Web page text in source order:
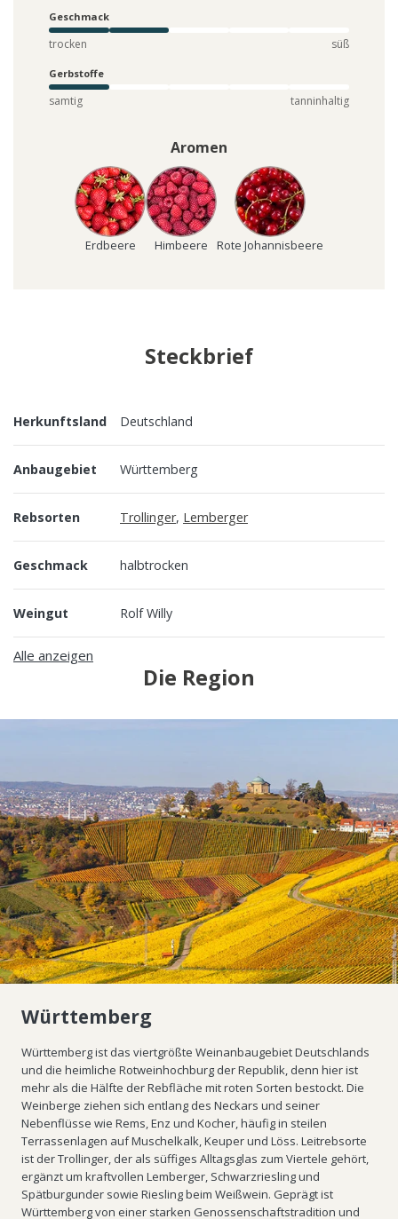
Geschmack
trocken süß
Gerbstoffe
samtig tanninhaltig
Aromen
Erdbeere Himbeere Rote Johannisbeere
Steckbrief
Herkunftsland Deutschland
Anbaugebiet Württemberg
Rebsorten Trollinger, Lemberger
Geschmack halbtrocken
Weingut Rolf Willy
Alle anzeigen
Die Region
Württemberg
Württemberg ist das viertgrößte Weinanbaugebiet Deutschlands
und die heimliche Rotweinhochburg der Republik, denn hier ist
mehr als die Hälfte der Rebfläche mit roten Sorten bestockt. Die
Weinberge ziehen sich entlang des Neckars und seiner
Nebenflüsse wie Rems, Enz und Kocher, häufig in steilen
Terrassenlagen auf Muschelkalk, Keuper und Löss. Leitrebsorte
ist der Trollinger, der als süffiges Alltagsglas zum Viertele gehört,
ergänzt um kraftvollen Lemberger, Schwarzriesling und
Spätburgunder sowie Riesling beim Weißwein. Geprägt ist
Württemberg von einer starken Genossenschaftstradition und